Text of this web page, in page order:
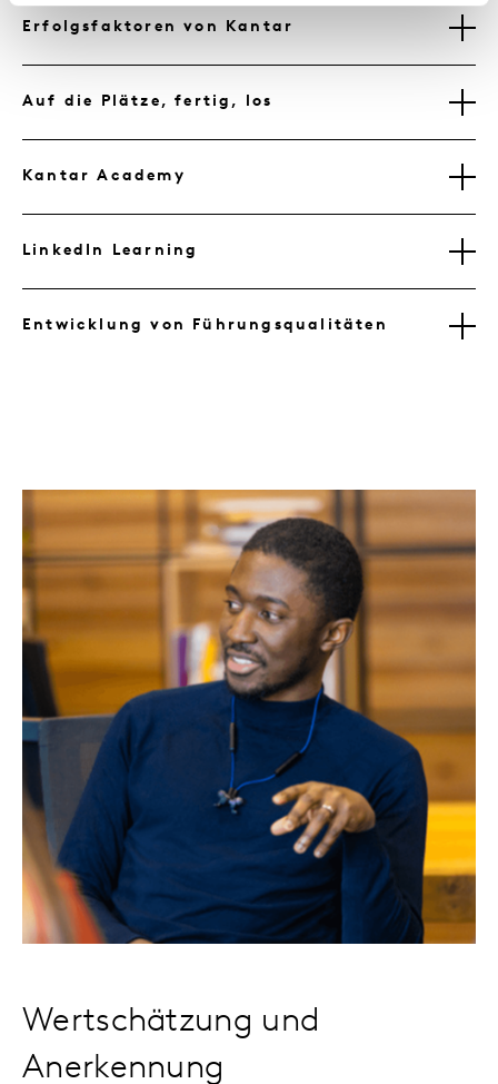
Erfolgsfaktoren von Kantar
Auf die Plätze, fertig, los
Kantar Academy
LinkedIn Learning
Entwicklung von Führungsqualitäten
Wertschätzung und
Anerkennung